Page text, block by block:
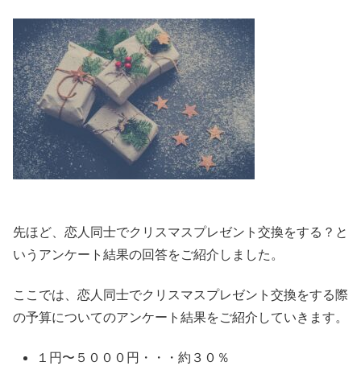
先ほど、恋人同士でクリスマスプレゼント交換をする？と
いうアンケート結果の回答をご紹介しました。
ここでは、恋人同士でクリスマスプレゼント交換をする際
の予算についてのアンケート結果をご紹介していきます。
１円〜５０００円・・・約３０％